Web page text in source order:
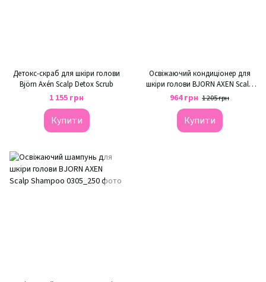
Детокс-скраб для шкіри голови
Björn Axén Scalp Detox Scrub
1 155 грн
Купити
Освіжаючий кондиціонер для
шкіри голови BJORN AXEN Scalp
Conditioner
964 грн 1 205 грн
Купити